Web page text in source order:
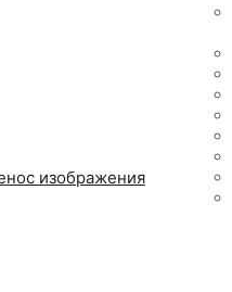
изображения